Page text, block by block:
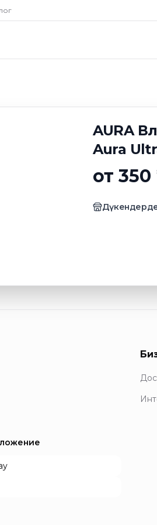
AURA
Aura
от 350
60 штук